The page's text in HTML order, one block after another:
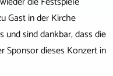
Gast in der Kirche
und sind dankbar, dass die
Sponsor dieses Konzert in